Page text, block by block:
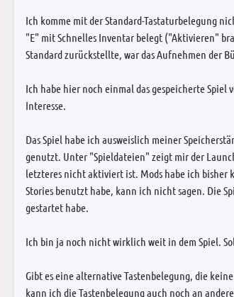
Ich komme mit der Standard-Tastaturbelegung
"E" mit Schnelles Inventar belegt ("Aktivieren"
Standard zurückstellte, war das Aufnehmen der
Ich habe hier noch einmal das gespeicherte
Interesse.
Das Spiel habe ich ausweislich meiner
genutzt. Unter "Spieldateien" zeigt mir der
letzteres nicht aktiviert ist. Mods habe ich bisher
Stories benutzt habe, kann ich nicht sagen. Die
gestartet habe.
Ich bin ja noch nicht wirklich weit in dem Spiel.
Gibt es eine alternative Tastenbelegung, die
kann ich die Tastenbelegung auch noch an